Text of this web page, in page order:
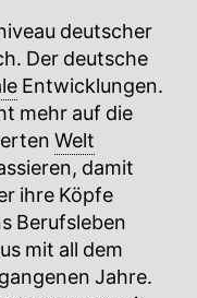
deutscher
Der deutsche
Entwicklungen.
mehr auf die
Welt
damit
ihre Köpfe
Berufsleben
mit all dem
Jahre.